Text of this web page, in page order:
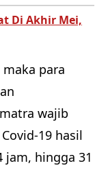
Di Akhir Mei,
para
wajib
19 hasil
jam, hingga 31